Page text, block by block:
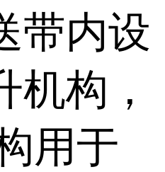
带内设
机构，
用于